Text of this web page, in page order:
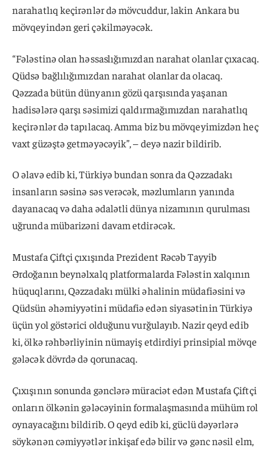
narahatlıq keçirənlər də mövcuddur, lakin Ankara bu
mövqeyindən geri çəkilməyəcək.
“Fələstinə olan həssaslığımızdan narahat olanlar çıxacaq.
Qüdsə bağlılığımızdan narahat olanlar da olacaq.
Qəzzada bütün dünyanın gözü qarşısında yaşanan
hadisələrə qarşı səsimizi qaldırmağımızdan narahatlıq
keçirənlər də tapılacaq. Amma biz bu mövqeyimizdən heç
vaxt güzəştə getməyəcəyik”, – deyə nazir bildirib.
O əlavə edib ki, Türkiyə bundan sonra da Qəzzadakı
insanların səsinə səs verəcək, məzlumların yanında
dayanacaq və daha ədalətli dünya nizamının qurulması
uğrunda mübarizəni davam etdirəcək.
Mustafa Çiftçi çıxışında Prezident Rəcəb Tayyib
Ərdoğanın beynəlxalq platformalarda Fələstin xalqının
hüquqlarını, Qəzzadakı mülki əhalinin müdafiəsini və
Qüdsün əhəmiyyətini müdafiə edən siyasətinin Türkiyə
üçün yol göstərici olduğunu vurğulayıb. Nazir qeyd edib
ki, ölkə rəhbərliyinin nümayiş etdirdiyi prinsipial mövqe
gələcək dövrdə də qorunacaq.
Çıxışının sonunda gənclərə müraciət edən Mustafa Çiftçi
onların ölkənin gələcəyinin formalaşmasında mühüm rol
oynayacağını bildirib. O qeyd edib ki, güclü dəyərlərə
söykənən cəmiyyətlər inkişaf edə bilir və gənc nəsil elm,